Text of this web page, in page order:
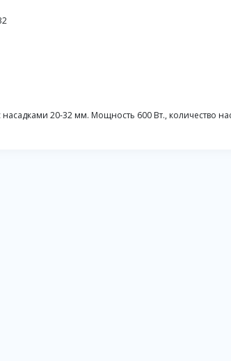
20-32 мм. Мощность 600 Вт., количество